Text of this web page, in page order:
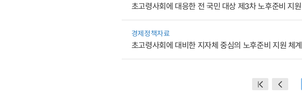
초고령사회에 대응한 전 국민 대상 제3차 노후준비 지
경제정책자료
초고령사회에 대비한 지자체 중심의 노후준비 지원 체